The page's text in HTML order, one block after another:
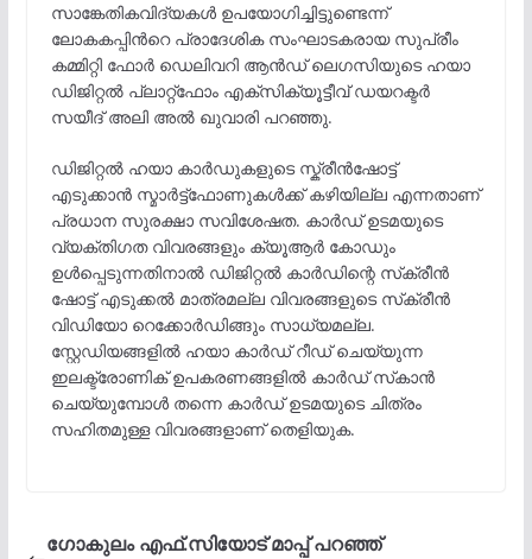
സാങ്കേതികവിദ്യകൾ ഉപയോഗിച്ചിട്ടുണ്ടെന്ന്
ലോകകപ്പിന്‍റെ പ്രാദേശിക സംഘാടകരായ സുപ്രീം
കമ്മിറ്റി ഫോർ ഡെലിവറി ആൻഡ് ലെഗസിയുടെ ഹയാ
ഡിജിറ്റൽ പ്ലാറ്റ്ഫോം എക്സിക്യൂട്ടീവ് ഡയറക്ടർ
സയീദ് അലി അൽ ഖുവാരി പറഞ്ഞു.
ഡിജിറ്റൽ ഹയാ കാർഡുകളുടെ സ്ക്രീൻഷോട്ട്
എടുക്കാൻ സ്മാർട്ട്ഫോണുകൾക്ക് കഴിയില്ല എന്നതാണ്
പ്രധാന സുരക്ഷാ സവിശേഷത. കാർഡ് ഉടമയുടെ
വ്യക്തിഗത വിവരങ്ങളും ക്യൂആർ കോഡും
ഉൾപ്പെടുന്നതിനാൽ ഡിജിറ്റൽ കാർഡിന്റെ സ്‌ക്രീൻ
ഷോട്ട് എടുക്കൽ മാത്രമല്ല വിവരങ്ങളുടെ സ്‌ക്രീൻ
വിഡിയോ റെക്കോർഡിങ്ങും സാധ്യമല്ല.
സ്റ്റേഡിയങ്ങളിൽ ഹയാ കാർഡ് റീഡ് ചെയ്യുന്ന
ഇലക്ട്രോണിക് ഉപകരണങ്ങളിൽ കാർഡ് സ്‌കാൻ
ചെയ്യുമ്പോൾ തന്നെ കാർഡ് ഉടമയുടെ ചിത്രം
സഹിതമുള്ള വിവരങ്ങളാണ് തെളിയുക.
ഗോകുലം എഫ്.സിയോട് മാപ്പ് പറഞ്ഞ്